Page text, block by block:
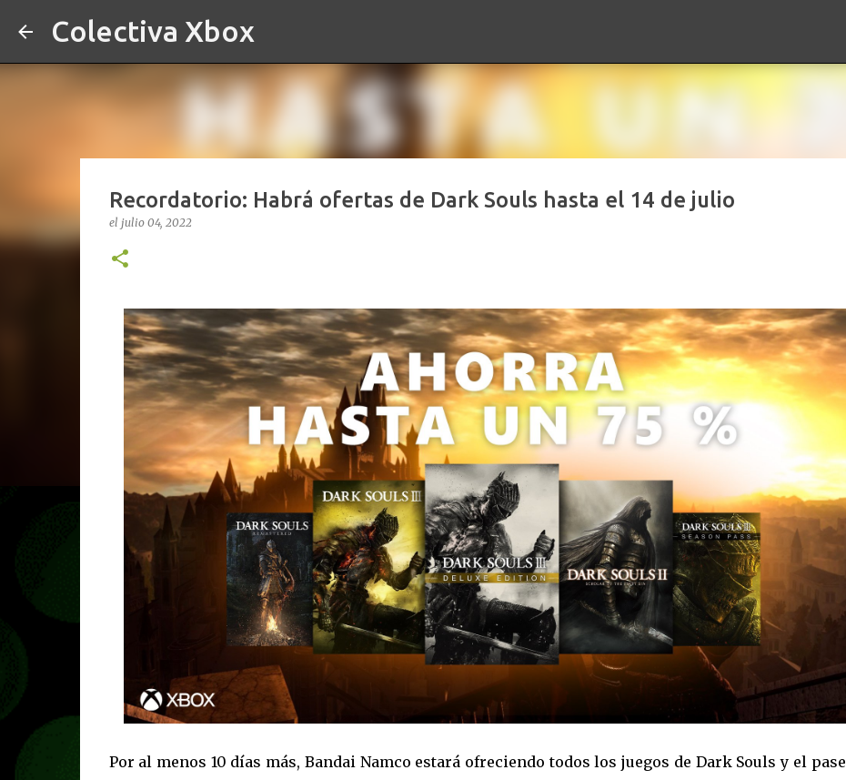
Colectiva Xbox
Recordatorio: Habrá ofertas de Dark Souls hasta el 14 de julio
el julio 04, 2022
Por al menos 10 días más, Bandai Namco estará ofreciendo todos los juegos de Dark Souls y el pase